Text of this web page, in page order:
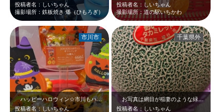
投稿者名：しいちゃん
撮影場所：鉄板焼き 燔（ひもろぎ）
投稿者名：しいちゃん
撮影場所：道の駅いちかわ
ハッピーハロウィン☆市川もハロウィン色でした☆かぼちゃにネコちゃん、かわいい…
投稿者名：しいちゃん
市川市
お写真は網目が稲妻のような緑色のきれいなメロンですが、中身はオレンジです☆こ…
投稿者名：しいちゃん
千葉県外